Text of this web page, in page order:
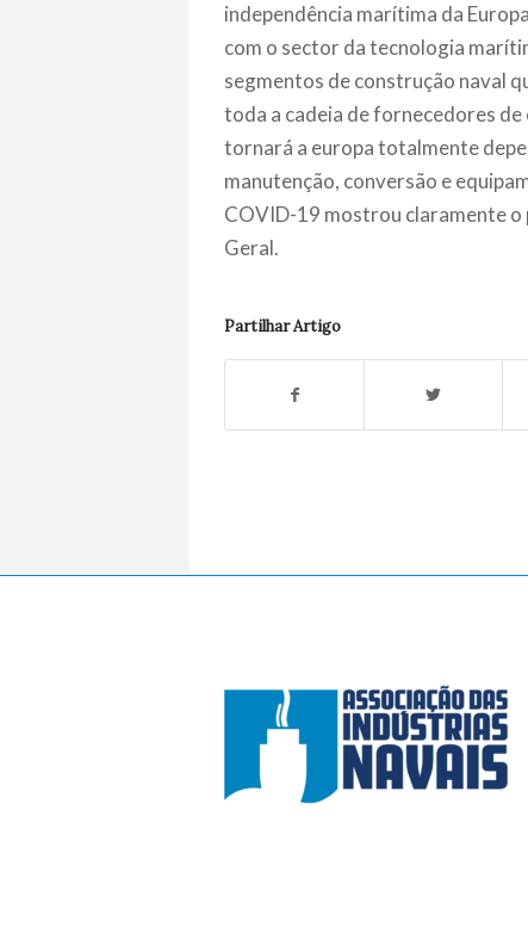
independência marítima da
com o sector da tecnologia
segmentos de construção naval
toda a cadeia de fornecedores
tornará a europa totalmente
manutenção, conversão e
COVID-19 mostrou claramente o
Geral.
Partilhar Artigo